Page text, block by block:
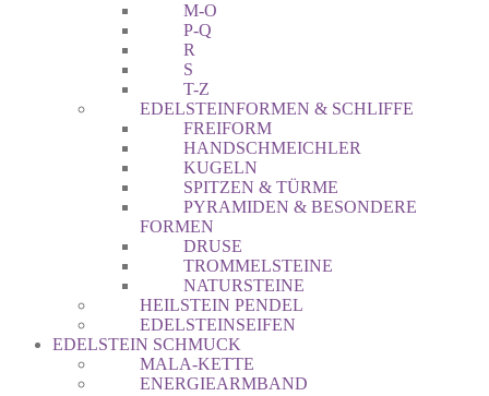
M-O
P-Q
R
S
T-Z
EDELSTEINFORMEN & SCHLIFFE
FREIFORM
HANDSCHMEICHLER
KUGELN
SPITZEN & TÜRME
PYRAMIDEN & BESONDERE
FORMEN
DRUSE
TROMMELSTEINE
NATURSTEINE
HEILSTEIN PENDEL
EDELSTEINSEIFEN
EDELSTEIN SCHMUCK
MALA-KETTE
ENERGIEARMBAND